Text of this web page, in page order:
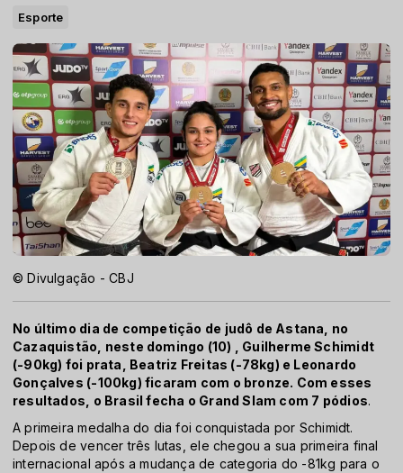
Esporte
© Divulgação - CBJ
No último dia de competição de judô de Astana, no
Cazaquistão, neste domingo (10) , Guilherme Schimidt
(-90kg) foi prata, Beatriz Freitas (-78kg) e Leonardo
Gonçalves (-100kg) ficaram com o bronze. Com esses
resultados, o Brasil fecha o Grand Slam com 7 pódios.
A primeira medalha do dia foi conquistada por Schimidt.
Depois de vencer três lutas, ele chegou a sua primeira final
internacional após a mudança de categoria do -81kg para o